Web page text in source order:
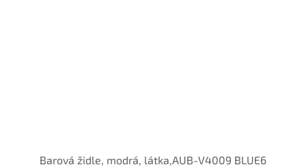
Barová židle, modrá, látka,AUB-V4009 BLUE6